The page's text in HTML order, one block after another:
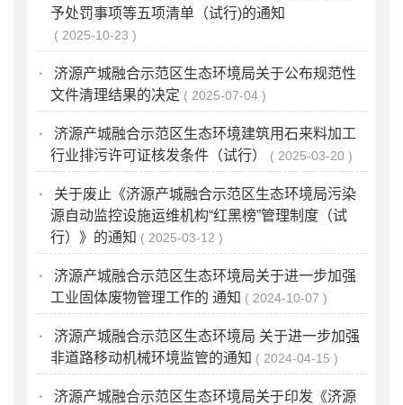
予处罚事项等五项清单（试行)的通知
2025-10-23
·
济源产城融合示范区生态环境局关于公布规范性
文件清理结果的决定
2025-07-04
·
济源产城融合示范区生态环境建筑用石来料加工
行业排污许可证核发条件（试行）
2025-03-20
·
关于废止《济源产城融合示范区生态环境局污染
源自动监控设施运维机构“红黑榜”管理制度（试
行）》的通知
2025-03-12
·
济源产城融合示范区生态环境局关于进一步加强
工业固体废物管理工作的 通知
2024-10-07
·
济源产城融合示范区生态环境局 关于进一步加强
非道路移动机械环境监管的通知
2024-04-15
·
济源产城融合示范区生态环境局关于印发《济源